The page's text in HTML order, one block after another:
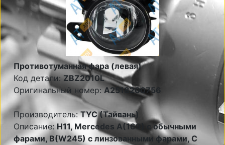
Противотуманная фара (левая)
Код детали:ZBZ2010L
Оригинальный номер:A2518200756
Производитель:TYC (Тайвань)
Описание:Н11, Mercedes A(169) с обычными
фарами, B(W245) c линзованными фарами, C